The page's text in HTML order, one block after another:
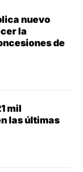
nuevo
la
de
mil
las últimas